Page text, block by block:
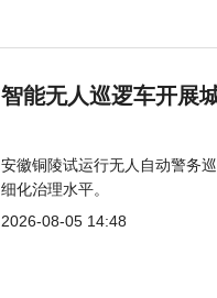
智能无人巡逻车开展
安徽铜陵试运行无人自动警务
细化治理水平。
2026-08-05 14:48